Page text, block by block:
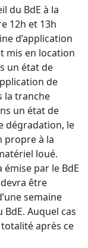
du BdE à la
12h et 13h
d’application
mis en location
un état de
de
la tranche
un état de
dégradation, le
propre à la
loué.
par le BdE
être
semaine
BdE. Auquel cas
après ce